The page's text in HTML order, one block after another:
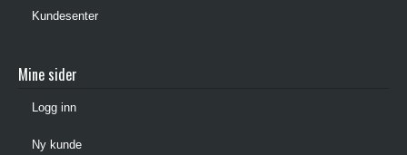
Kundesenter
Mine sider
Logg inn
Ny kunde